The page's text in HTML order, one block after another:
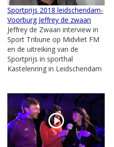
Sportprijs 2018 leidschendam-
Voorburg Jeffrey de zwaan
Jeffrey de Zwaan interview in
Sport Tribune op Midvliet FM
en de uitreiking van de
Sportprijs in sporthal
Kastelenring in Leidschendam